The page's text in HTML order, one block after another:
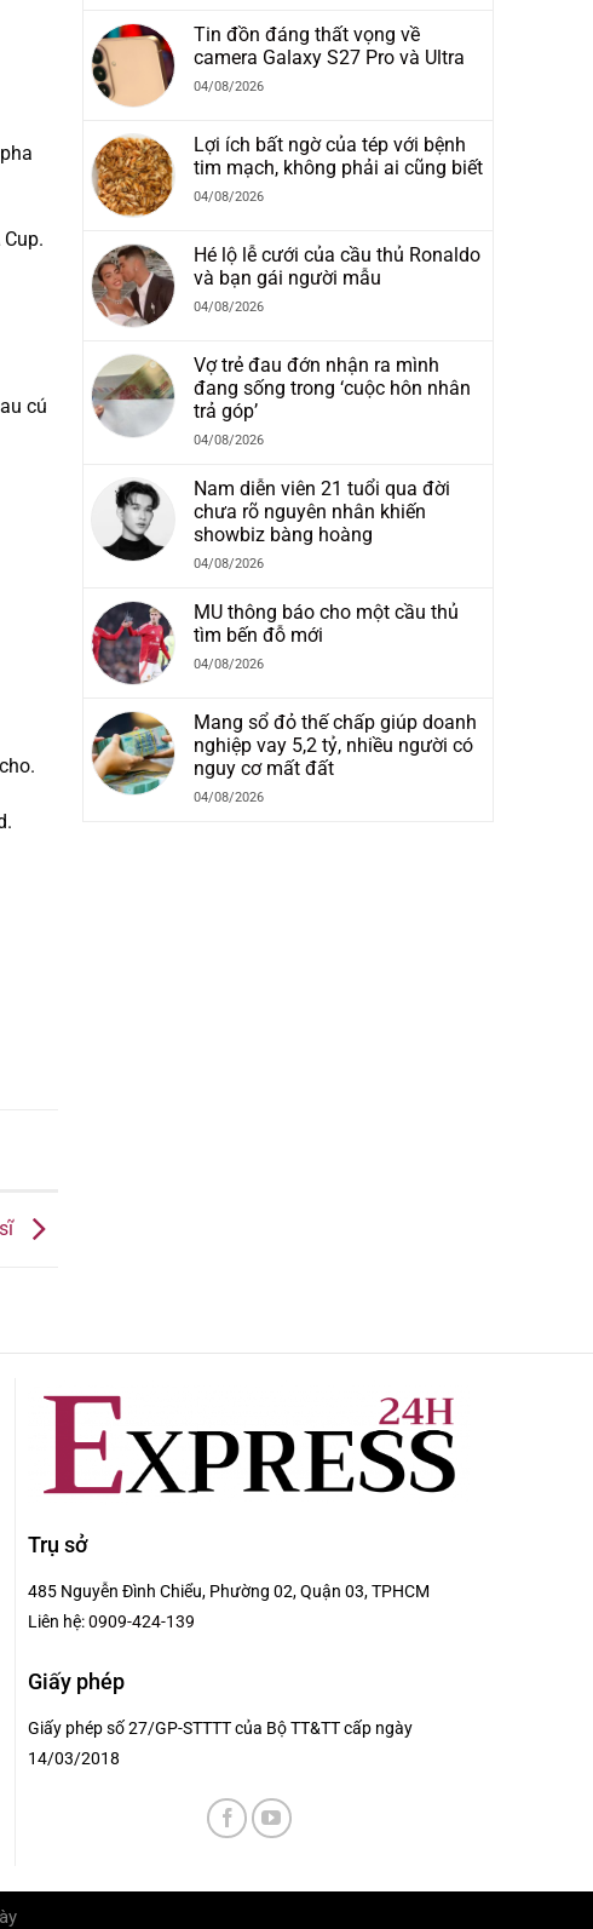
cú
Tin đồn đáng thất vọng về
camera Galaxy S27 Pro và Ultra
04/08/2026
Lợi ích bất ngờ của tép với bệnh
tim mạch, không phải ai cũng biết
04/08/2026
Hé lộ lễ cưới của cầu thủ Ronaldo
và bạn gái người mẫu
04/08/2026
Vợ trẻ đau đớn nhận ra mình
đang sống trong ‘cuộc hôn nhân
trả góp’
04/08/2026
Nam diễn viên 21 tuổi qua đời
chưa rõ nguyên nhân khiến
showbiz bàng hoàng
04/08/2026
MU thông báo cho một cầu thủ
tìm bến đỗ mới
04/08/2026
Mang sổ đỏ thế chấp giúp doanh
nghiệp vay 5,2 tỷ, nhiều người có
nguy cơ mất đất
04/08/2026
Trụ sở
485 Nguyễn Đình Chiểu, Phường 02, Quận 03, TPHCM
Liên hệ:0909-424-139
Giấy phép
Giấy phép số 27/GP-STTTT của Bộ TT&TT cấp ngày
14/03/2018